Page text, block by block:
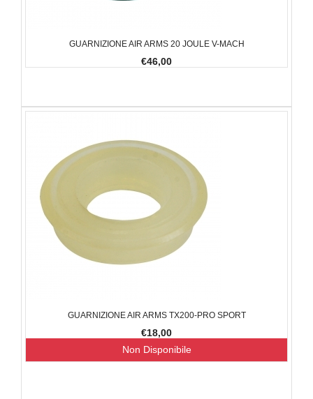
GUARNIZIONE AIR ARMS 20 JOULE V-MACH
€46,00
GUARNIZIONE AIR ARMS TX200-PRO SPORT
€18,00
Non Disponibile